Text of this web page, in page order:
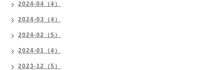
2024-04（4）
2024-03（4）
2024-02（5）
2024-01（4）
2023-12（5）